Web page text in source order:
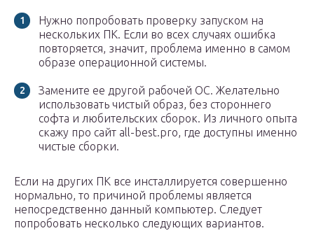
Нужно попробовать проверку запуском на
нескольких ПК. Если во всех случаях ошибка
повторяется, значит, проблема именно в самом
образе операционной системы.
Замените ее другой рабочей ОС. Желательно
использовать чистый образ, без стороннего
софта и любительских сборок. Из личного опыта
скажу про сайт all-best.pro, где доступны именно
чистые сборки.
Если на других ПК все инсталлируется совершенно
нормально, то причиной проблемы является
непосредственно данный компьютер. Следует
попробовать несколько следующих вариантов.